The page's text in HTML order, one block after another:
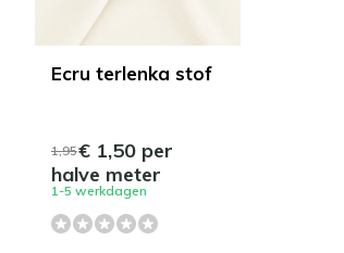
Ecru terlenka stof
1,95€ 1,50 per
halve meter
1-5 werkdagen